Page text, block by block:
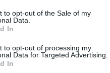
may gather and store
to your visit or usage behaviour.
consent to Google and its
to opt-out of the Sale of my
Data.
In
to opt-out of processing my
Data for Targeted Advertising.
In
Sensation, il primo duetto di